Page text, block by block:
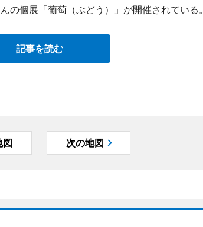
個展「葡萄（ぶどう）」が開催されている。
記事を読む
図 次の地図